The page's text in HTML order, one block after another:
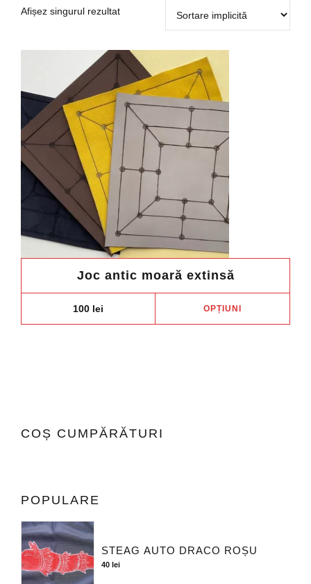
Afișez singurul rezultat
Joc antic moară extinsă
100 lei OPȚIUNI
COȘ CUMPĂRĂTURI
POPULARE
STEAG AUTO DRACO ROȘU
40 lei